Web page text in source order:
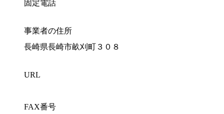
固定電話
事業者の住所
長崎県長崎市畝刈町３０８
URL
FAX番号